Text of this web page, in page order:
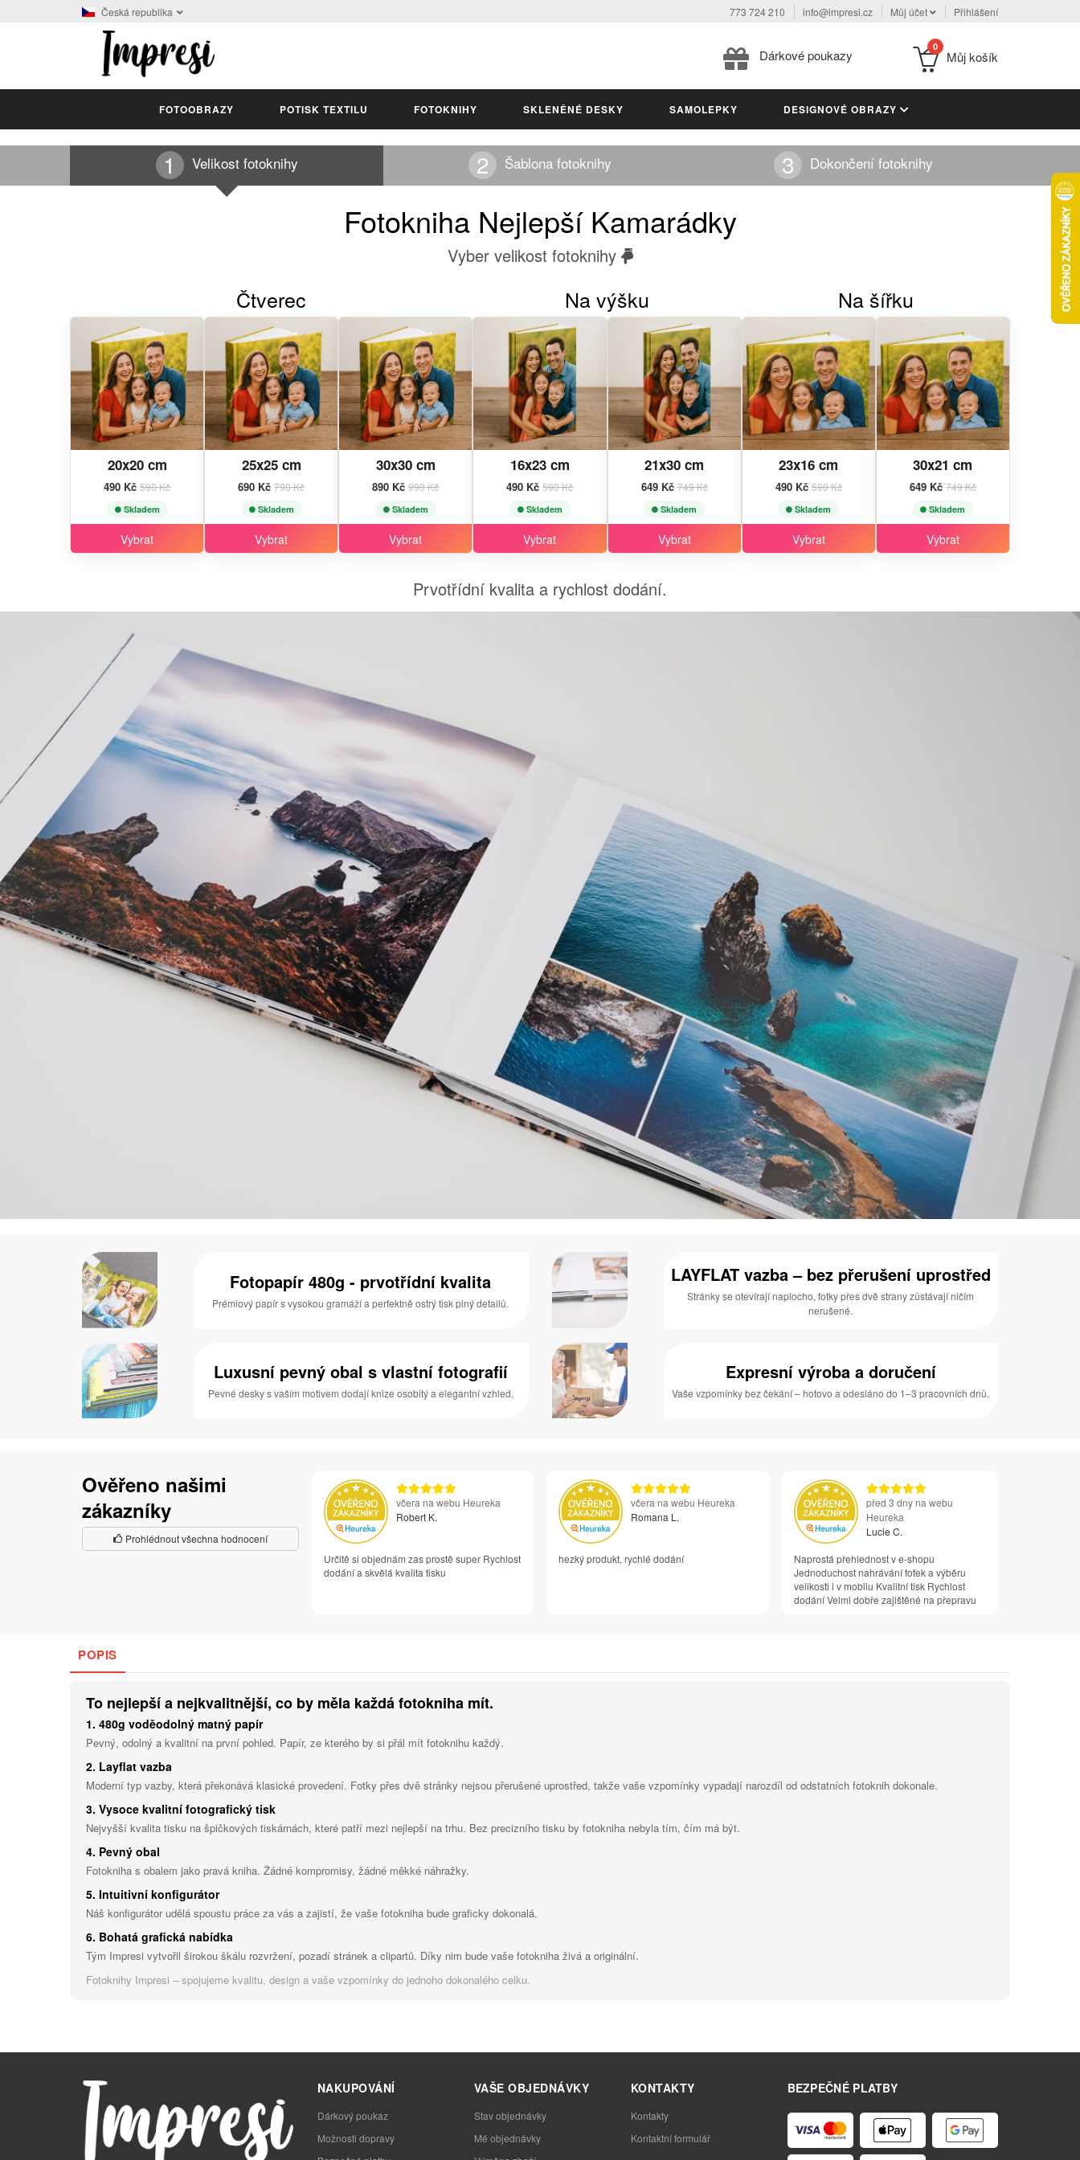
Česká republika 773 724 210 info@impresi.cz Můj účet Přihlášení
Dárkové poukazy
0
Můj košík
FOTOOBRAZY POTISK TEXTILU FOTOKNIHY SKLENĚNÉ DESKY SAMOLEPKY DESIGNOVÉ OBRAZY
Velikost fotoknihy Šablona fotoknihy Dokončení fotoknihy
Fotokniha Nejlepší Kamarádky
Vyber velikost fotoknihy
Čtverec
20x20 cm
490 Kč590 Kč
Skladem
Vybrat
25x25 cm
690 Kč790 Kč
Skladem
Vybrat
30x30 cm
890 Kč990 Kč
Skladem
Vybrat
Na výšku
16x23 cm
490 Kč590 Kč
Skladem
Vybrat
21x30 cm
649 Kč749 Kč
Skladem
Vybrat
Na šířku
23x16 cm
490 Kč 590 Kč
Skladem
Vybrat
30x21 cm
649 Kč 749 Kč
Skladem
Vybrat
Prvotřídní kvalita a rychlost dodání.
Fotopapír 480g - prvotřídní kvalita
Prémiový papír s vysokou gramáží a perfektně ostrý tisk plný detailů.
LAYFLAT vazba – bez přerušení uprostřed
Stránky se otevírají naplocho, fotky přes dvě strany zůstávají ničím
nerušené.
Luxusní pevný obal s vlastní fotografií
Pevné desky s vaším motivem dodají knize osobitý a elegantní vzhled.
Expresní výroba a doručení
Vaše vzpomínky bez čekání – hotovo a odesláno do 1–3 pracovních dnů.
Ověřeno našimi
zákazníky
Prohlédnout všechna hodnocení
včera na webu Heureka
Robert K.
Určitě si objednám zas prostě super Rychlost
dodání a skvělá kvalita tisku
včera na webu Heureka
Romana L.
hezký produkt, rychlé dodání
před 3 dny na webu
Heureka
Lucie C.
Naprostá přehlednost v e-shopu
Jednoduchost nahrávání fotek a výběru
velikosti i v mobilu Kvalitní tisk Rychlost
dodání Velmi dobře zajištěné na přepravu
POPIS
To nejlepší a nejkvalitnější, co by měla každá fotokniha mít.
1. 480g voděodolný matný papír
Pevný, odolný a kvalitní na první pohled. Papír, ze kterého by si přál mít fotoknihu každý.
2. Layflat vazba
Moderní typ vazby, která překonává klasické provedení. Fotky přes dvě stránky nejsou přerušené uprostřed, takže vaše vzpomínky vypadají narozdíl od odstatních fotoknih dokonale.
3. Vysoce kvalitní fotografický tisk
Nejvyšší kvalita tisku na špičkových tiskárnách, které patří mezi nejlepší na trhu. Bez precizního tisku by fotokniha nebyla tím, čím má být.
4. Pevný obal
Fotokniha s obalem jako pravá kniha. Žádné kompromisy, žádné měkké náhražky.
5. Intuitivní konfigurátor
Náš konfigurátor udělá spoustu práce za vás a zajistí, že vaše fotokniha bude graficky dokonalá.
6. Bohatá grafická nabídka
Tým Impresi vytvořil širokou škálu rozvržení, pozadí stránek a clipartů. Díky nim bude vaše fotokniha živá a originální.
Fotoknihy Impresi – spojujeme kvalitu, design a vaše vzpomínky do jednoho dokonalého celku.
BEZPEČNÉ PLATBY
NAKUPOVÁNÍ
Dárkový poukaz
Možnosti dopravy
VAŠE OBJEDNÁVKY
Stav objednávky
Mé objednávky
KONTAKTY
Kontakty
Kontaktní formulář